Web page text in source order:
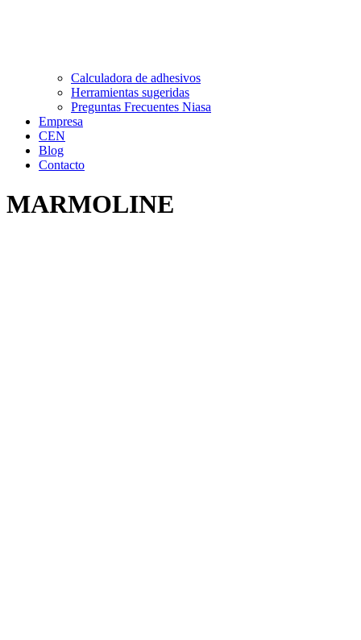
Calculadora de adhesivos
Herramientas sugeridas
Preguntas Frecuentes Niasa
Empresa
CEN
Blog
Contacto
MARMOLINE